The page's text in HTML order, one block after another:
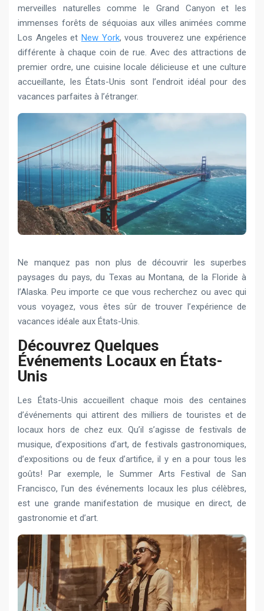
merveilles naturelles comme le Grand Canyon et les
immenses forêts de séquoias aux villes animées comme
Los Angeles et New York, vous trouverez une expérience
différente à chaque coin de rue. Avec des attractions de
premier ordre, une cuisine locale délicieuse et une culture
accueillante, les États-Unis sont l’endroit idéal pour des
vacances parfaites à l’étranger.
Ne manquez pas non plus de découvrir les superbes
paysages du pays, du Texas au Montana, de la Floride à
l’Alaska. Peu importe ce que vous recherchez ou avec qui
vous voyagez, vous êtes sûr de trouver l’expérience de
vacances idéale aux États-Unis.
Découvrez Quelques
Événements Locaux en États-
Unis
Les États-Unis accueillent chaque mois des centaines
d’événements qui attirent des milliers de touristes et de
locaux hors de chez eux. Qu’il s’agisse de festivals de
musique, d’expositions d’art, de festivals gastronomiques,
d’expositions ou de feux d’artifice, il y en a pour tous les
goûts! Par exemple, le Summer Arts Festival de San
Francisco, l’un des événements locaux les plus célèbres,
est une grande manifestation de musique en direct, de
gastronomie et d’art.